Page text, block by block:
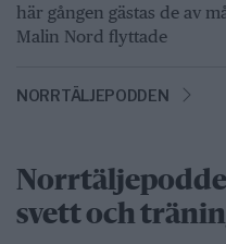
här gången gästas de av
Malin Nord flyttade
NORRTÄLJEPODDEN
svett och